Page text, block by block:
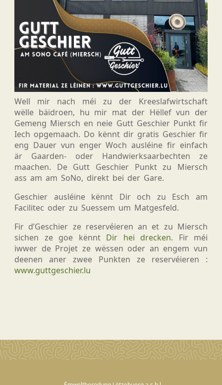
Well mir nach méi zu der Kreeslafwirtschaft
wëlle bäidroen, hu mir mat der Hëllef vun der
Gemeng Miersch en neie Gutt Geschier Punkt fir
Iech opgemaach. Do kënnt dir gratis Geschier fir
eng Dauer vun enger Woch ausléine fir einfach
är Gaarden- oder Handwierksaarbechten ze
maachen. De Gutt Geschier Punkt zu Miersch
ass am am SoNo, direkt bei der Gare.
Geschier ausléine kënnt Dir och zu Esch am
Facilitec oder zu Suessem um Matgesfeld.
Fir d’Geschier ze reservéieren an et zu Miersch
sichen ze goe kënnt Dir hei drecken. Fir méi
iwwer de Projet ze wëssen oder an engem vun
deenen aner zwee Punkten ze reservéieren :
www.guttgeschier.lu